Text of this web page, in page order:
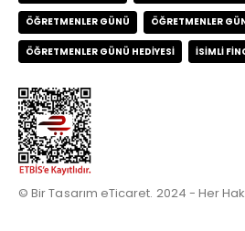
ÖĞRETMENLER GÜNÜ ÖĞRETMENLER
ÖĞRETMENLER GÜNÜ HEDIYESI İSIMLI
© Bir Tasarım eTicaret. 2024 - Her